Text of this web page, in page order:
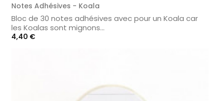
Notes Adhésives - Koala
Bloc de 30 notes adhésives avec pour un Koala car
les Koalas sont mignons...
Prix
4,40 €